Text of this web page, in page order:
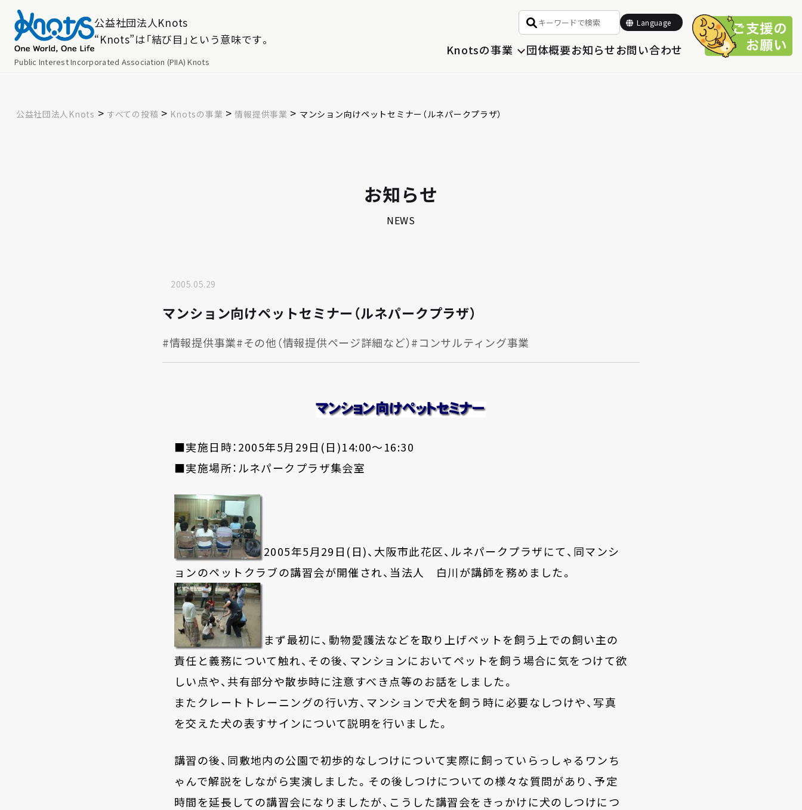
公益社団法人Knots
“Knots”は「結び目」という意味です。
Public Interest Incorporated Association (PIIA) Knots
Language
Select Language▼
Knotsの事業
団体概要お知らせお問い合わせ
公益社団法人Knots > すべての投稿 > Knotsの事業 >情報提供事業 > マンション向けペットセミナー（ルネパークプラザ）
お知らせ
NEWS
2005.05.29
マンション向けペットセミナー（ルネパークプラザ）
#情報提供事業#その他（情報提供ページ詳細など）#コンサルティング事業
■実施日時：2005年5月29日(日)14:00～16:30
■実施場所：ルネパークプラザ集会室
2005年5月29日(日)、大阪市此花区、ルネパークプラザにて、同マンシ
ョンのペットクラブの講習会が開催され、当法人 白川が講師を務めました。
まず最初に、動物愛護法などを取り上げペットを飼う上での飼い主の
責任と義務について触れ、その後、マンションにおいてペットを飼う場合に気をつけて欲
しい点や、共有部分や散歩時に注意すべき点等のお話をしました。
またクレートトレーニングの行い方、マンションで犬を飼う時に必要なしつけや、写真
を交えた犬の表すサインについて説明を行いました。
講習の後、同敷地内の公園で初歩的なしつけについて実際に飼っていらっしゃるワンち
ゃんで解説をしながら実演しました。その後しつけについての様々な質問があり、予定
時間を延長しての講習会になりましたが、こうした講習会をきっかけに犬のしつけにつ